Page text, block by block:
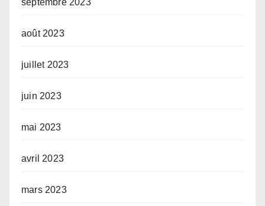
septembre 2023
août 2023
juillet 2023
juin 2023
mai 2023
avril 2023
mars 2023